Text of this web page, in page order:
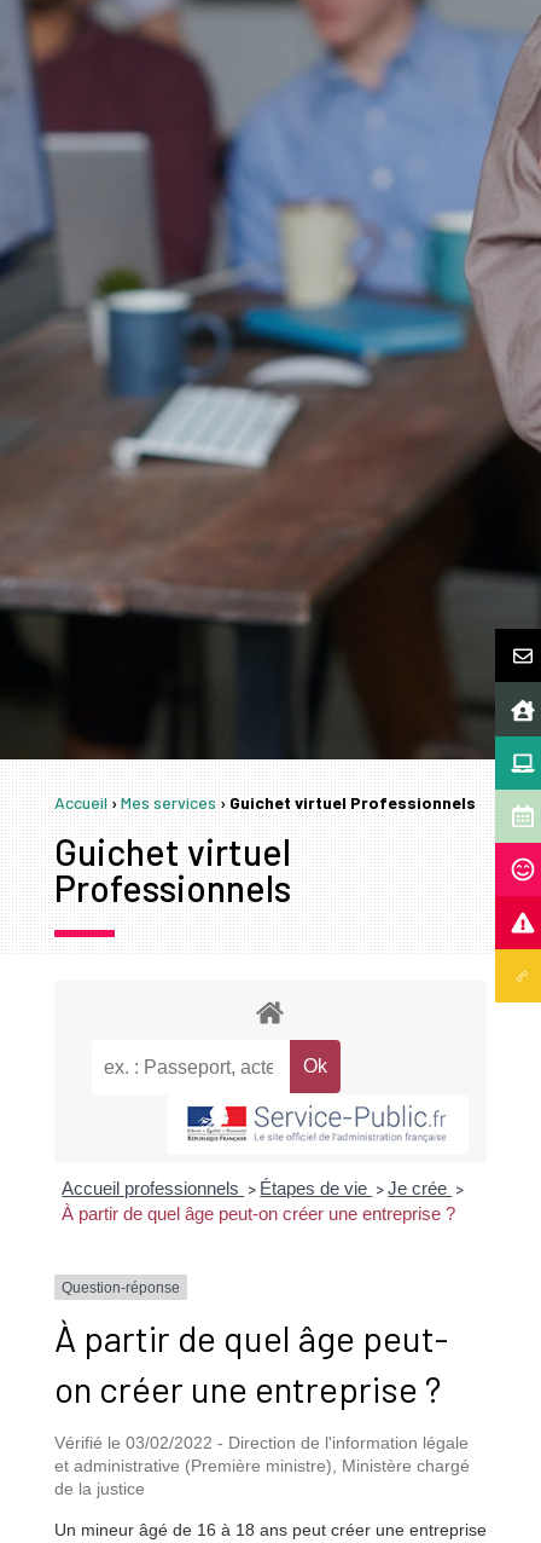
Accueil›Mes services›Guichet virtuel Professionnels
Guichet virtuel
Professionnels
Accueil professionnels > Étapes de vie > Je crée >
À partir de quel âge peut-on créer une entreprise ?
Question-réponse
À partir de quel âge peut-
on créer une entreprise ?
Vérifié le 03/02/2022 - Direction de l'information légale
et administrative (Première ministre), Ministère chargé
de la justice
Un mineur âgé de 16 à 18 ans peut créer une entreprise